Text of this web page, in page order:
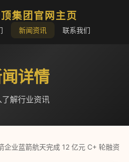
集团官网主页
新闻资讯 联系我们
详情
了解行业资讯
企业蓝箭航天完成 12 亿元 C+ 轮融资